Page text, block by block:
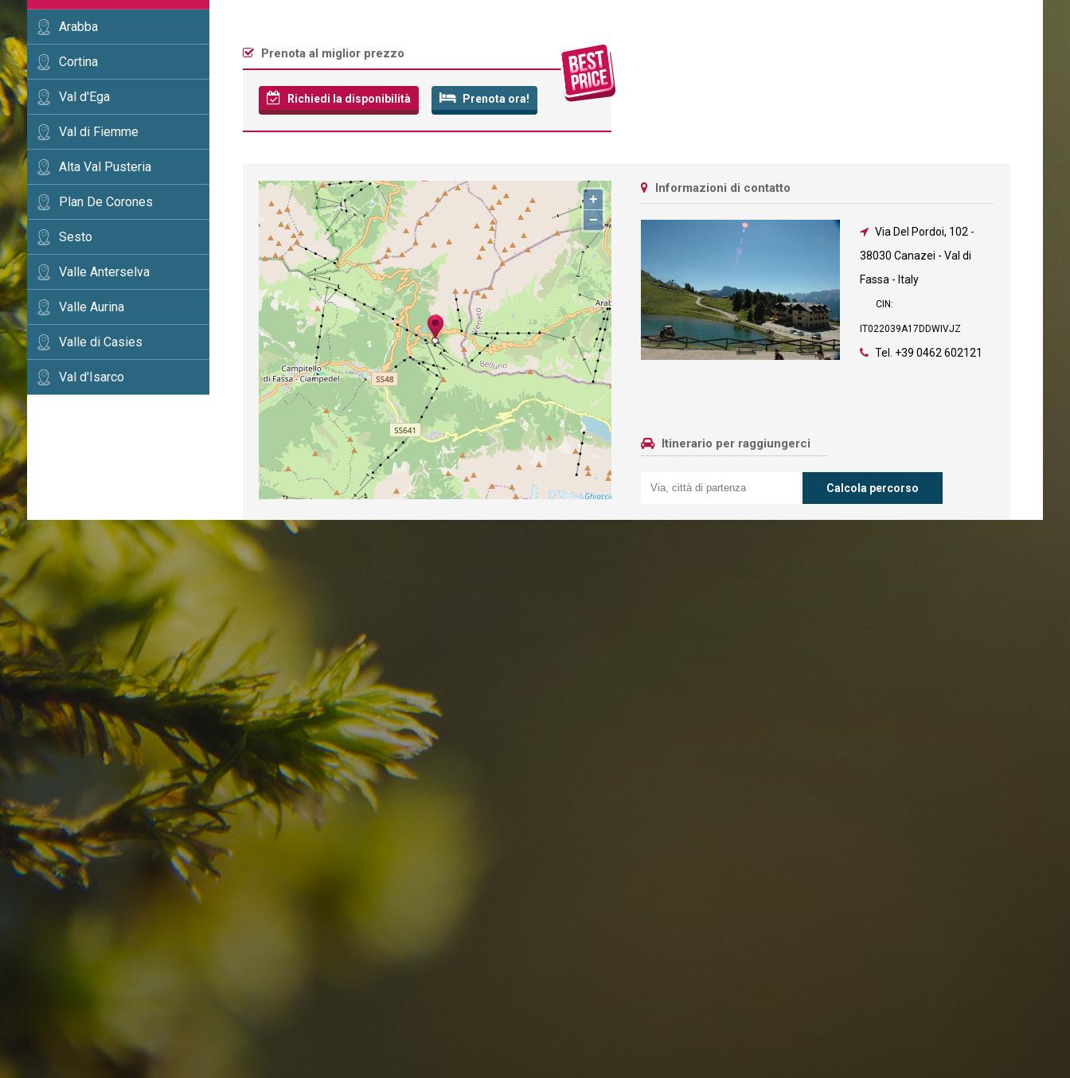
Arabba
Cortina
Val d'Ega
Val di Fiemme
Alta Val Pusteria
Plan De Corones
Sesto
Valle Anterselva
Valle Aurina
Valle di Casies
Val d'Isarco
Prenota al miglior prezzo
Richiedi la disponibilità Prenota ora!
+
−
Informazioni di contatto
Via Del Pordoi, 102 -
38030 Canazei - Val di
Fassa - Italy
CIN:
IT022039A17DDWIVJZ
Tel. +39 0462 602121
Itinerario per raggiungerci
Avete già trovato la
destinazione dei vostri sogni?
Verificate la disponibilità per la vostra vacanza nelle Dolomiti
09